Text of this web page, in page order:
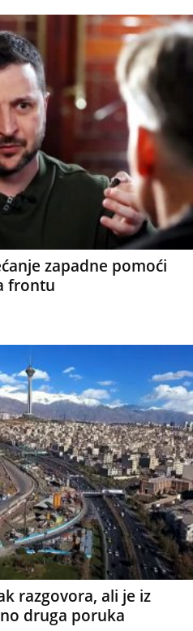
zapadne pomoći
frontu
razgovora, ali je iz
druga poruka